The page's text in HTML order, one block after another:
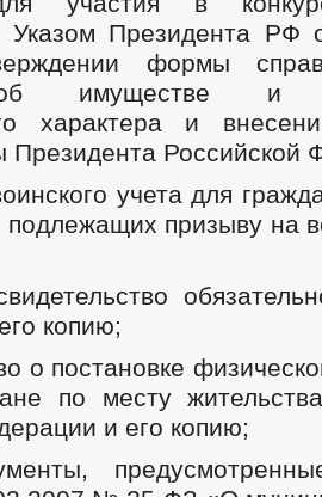
Указом Президента
формы
имуществе и
характера и
Президента Российской
учета для
подлежащих призыву на
копию;
о постановке
по месту
и его копию;